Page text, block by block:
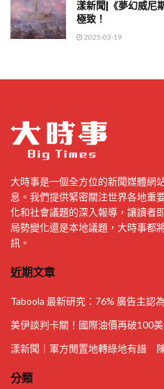
漾新聞|《夢幻威尼
極致！
2025-03-19
大時事是一個全方位的新聞媒體網
息。我們提供緊密關注世界各地重
化和社會議題的深入報導，讓讀者
局勢變化還是本地議題，大時事都
訊。
近期文章
Taboola 最新研究：76% 廣告主認
美伊談判卡關！國際油價再破100
漾新聞｜軍方閒置地轉綠地有譜
分類